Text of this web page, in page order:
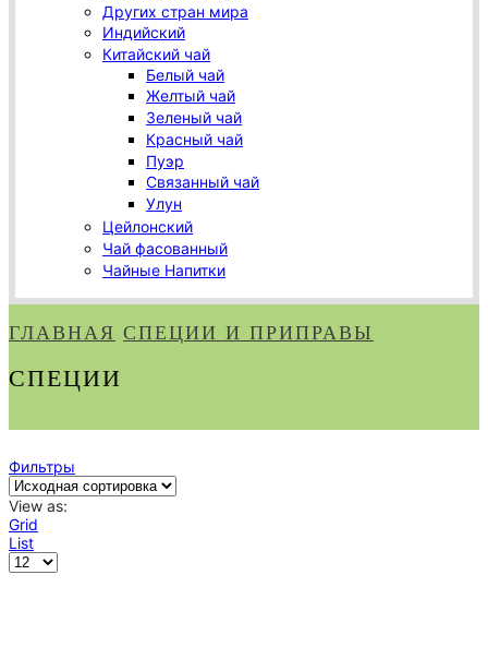
Других стран мира
Индийский
Китайский чай
Белый чай
Желтый чай
Зеленый чай
Красный чай
Пуэр
Связанный чай
Улун
Цейлонский
Чай фасованный
Чайные Напитки
ГЛАВНАЯ СПЕЦИИ И ПРИПРАВЫ
СПЕЦИИ
Фильтры
View as:
Grid
List